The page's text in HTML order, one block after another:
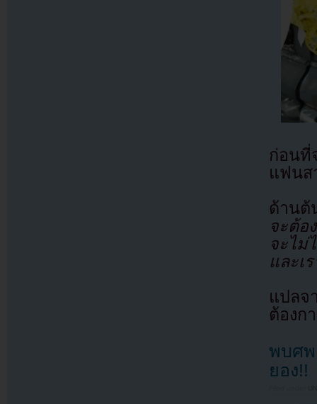
ก่อนที่
แฟนส
ด้านต้
จะต้อ
จะไ
และเ
แปล
ต้องก
พบศ
ยอง!!